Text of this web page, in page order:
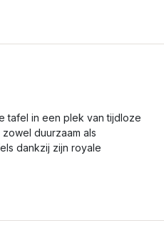
tafel in een plek van tijdloze
duurzaam als
dankzij zijn royale